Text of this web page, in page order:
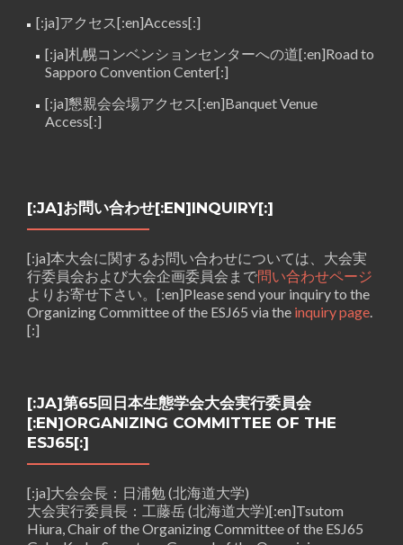
[:ja]アクセス[:en]Access[:]
[:ja]札幌コンベンションセンターへの道[:en]Road to
Sapporo Convention Center[:]
[:ja]懇親会会場アクセス[:en]Banquet Venue
Access[:]
[:JA]お問い合わせ[:EN]INQUIRY[:]
[:ja]本大会に関するお問い合わせについては、大会実
行委員会および大会企画委員会まで問い合わせページ
よりお寄せ下さい。[:en]Please send your inquiry to the
Organizing Committee of the ESJ65 via the inquiry page.
[:]
[:JA]第65回日本生態学会大会実行委員会
[:EN]ORGANIZING COMMITTEE OF THE
ESJ65[:]
[:ja]大会会長：日浦勉 (北海道大学)
大会実行委員長：工藤岳 (北海道大学)[:en]Tsutom
Hiura, Chair of the Organizing Committee of the ESJ65